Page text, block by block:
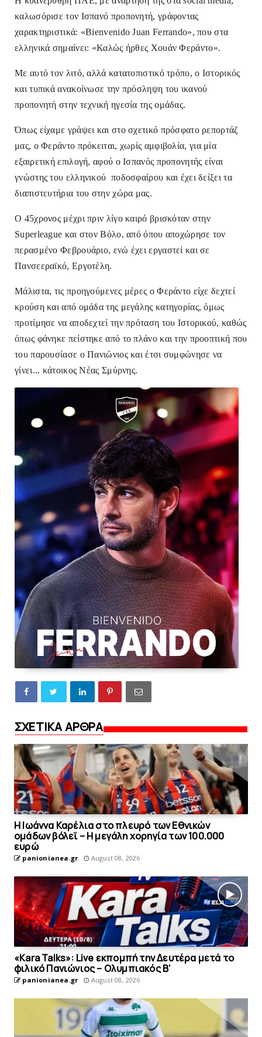
καλωσόρισε τον Ισπανό προπονητή, γράφοντας
χαρακτηριστικά: «Bienvenido Juan Ferrando», που στα
ελληνικά σημαίνει: «Καλώς ήρθες Χουάν Φεράντο».
Με αυτό τον λιτό, αλλά κατατοπιστικό τρόπο, ο Ιστορικός
και τυπικά ανακοίνωσε την πρόσληψη του ικανού
προπονητή στην τεχνική ηγεσία της ομάδας.
Όπως είχαμε γράψει και στο σχετικό πρόσφατο ρεπορτάζ
μας, ο Φεράντο πρόκειται, χωρίς αμφιβολία, για μία
εξαιρετική επιλογή, αφού ο Ισπανός προπονητής είναι
γνώστης του ελληνικού ποδοσφαίρου και έχει δείξει τα
διαπιστευτήρια του στην χώρα μας.
Ο 45χρονος μέχρι πριν λίγο καιρό βρισκόταν στην
Superleague και στον Βόλο, από όπου αποχώρησε τον
περασμένο Φεβρουάριο, ενώ έχει εργαστεί και σε
Πανσεεραϊκό, Εργοτέλη.
Μάλιστα, τις προηγούμενες μέρες ο Φεράντο είχε δεχτεί
κρούση και από ομάδα της μεγάλης κατηγορίας, όμως
προτίμησε να αποδεχτεί την πρόταση του Ιστορικού, καθώς
όπως φάνηκε πείστηκε από το πλάνο και την προοπτική που
του παρουσίασε ο Πανιώνιος και έτσι συμφώνησε να
γίνει... κάτοικος Νέας Σμύρνης.
ΣΧΕΤΙΚΑ ΑΡΘΡΑ
Η Ιωάννα Καρέλια στο πλευρό των Εθνικών
ομάδων βόλεϊ – H μεγάλη χορηγία των 100.000
ευρώ
panionianea.gr August 08, 2026
«Kara Talks»: Live εκπομπή την Δευτέρα μετά το
φιλικό Πανιώνιος – Ολυμπιακός Β’
panionianea.gr August 08, 2026